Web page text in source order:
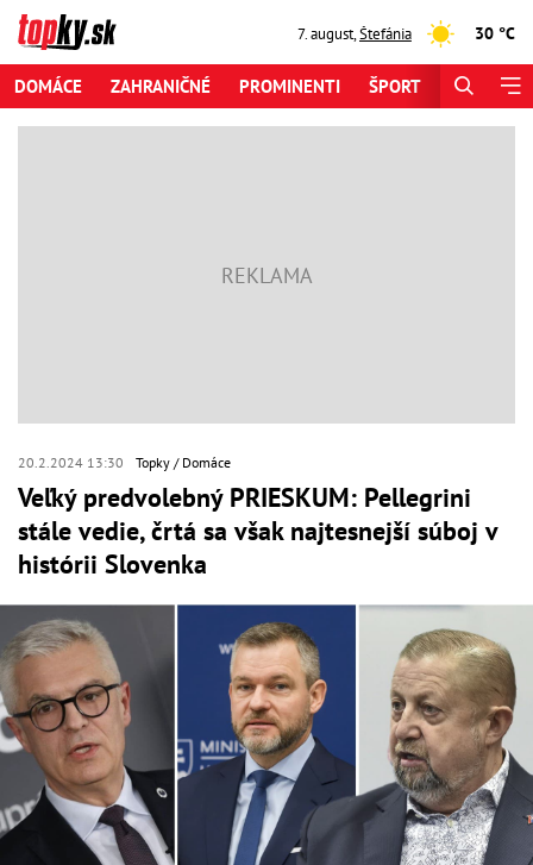
7. august,Štefánia 30 °C
DOMÁCE ZAHRANIČNÉ PROMINENTI ŠPORT
20.2.2024 13:30 Topky Domáce
Veľký predvolebný PRIESKUM: Pellegrini
stále vedie, črtá sa však najtesnejší súboj v
histórii Slovenka